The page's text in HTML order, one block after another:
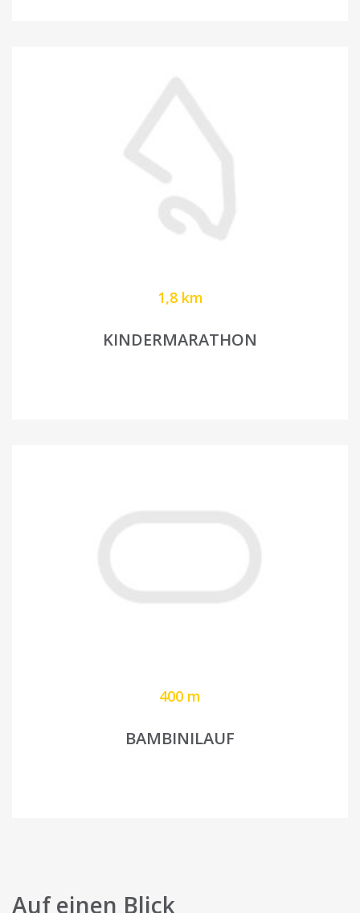
1,8 km
KINDERMARATHON
400 m
BAMBINILAUF
Auf einen Blick